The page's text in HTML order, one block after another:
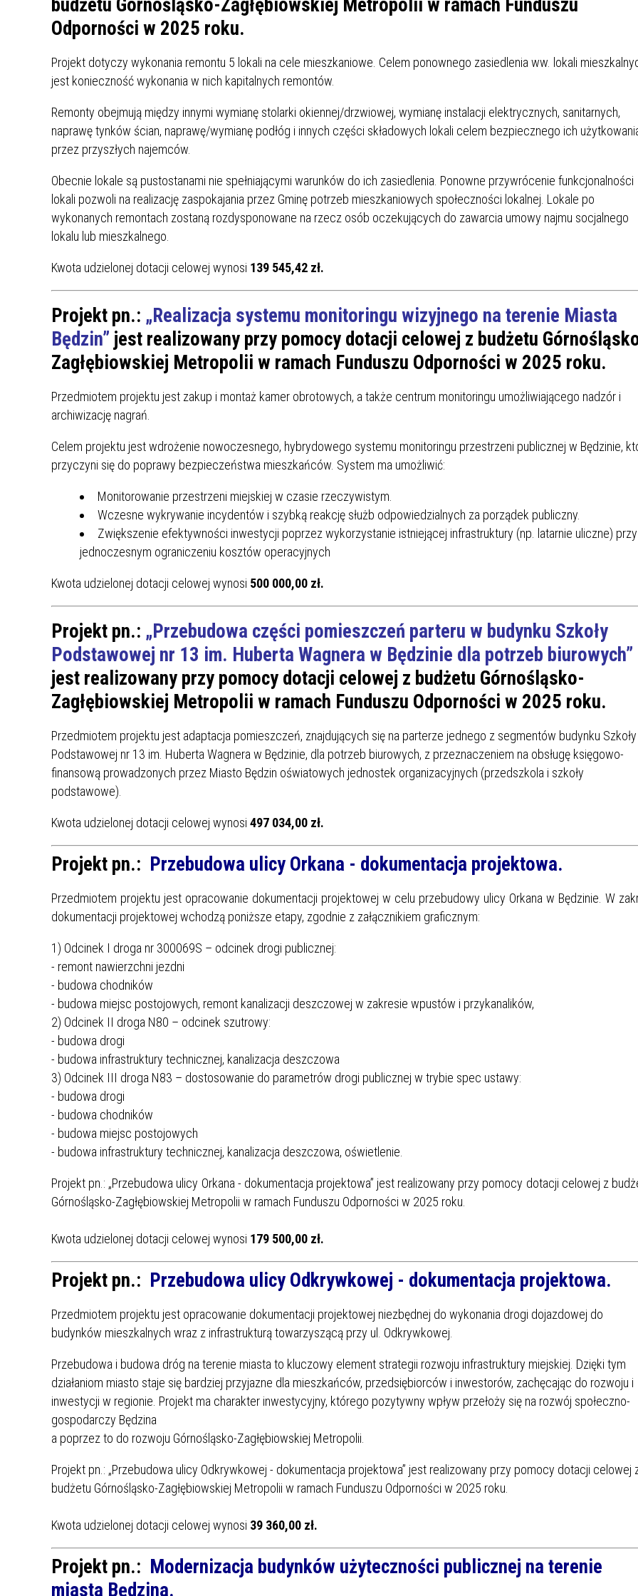
SZANSA – FORMY AKTYWNEGO
ZREWITALIZOWANEGO
SPORTOWCA
ALKOHOLU
WYGLĄDA PRACA W NGO?
PORADY OD PRACA.PL
WZMOCNIENIE PROCESU
SPRAWIEDLIWEJ TRANSFORMACJI
ŚLĄSKA
INFORMATYK – JAK ZOSTAĆ?
WYMAGANIA, ZAROBKI
KULTURY
KONKURS FOTOGRAFICZNY
„METROPOLIA. PRZEZ PRYZMAT
KONKURSU O NAGRODĘ
NAJLEPSZĄ PRACĘ DOKTORSKĄ Z
ZAKRESU RYNKU FINANSOWEGO
WAŻNA INFORMACJA - DOT.
RYZYKA WEWNĘTRZNEGO
SYSTEMU WODOCIĄGOWEGO
MŁODZIEŻY „PRZYJAZNA SZKOŁA”
budżetu Górnośląsko-Zagłębiowskiej Metropolii w ramach Funduszu
Odporności w 2025 roku.
Projekt dotyczy wykonania remontu 5 lokali na cele mieszkaniowe. Celem ponownego zasiedlenia ww. lokali
jest konieczność wykonania w nich kapitalnych remontów.
Remonty obejmują między innymi wymianę stolarki okiennej/drzwiowej, wymianę instalacji elektrycznych, sanitarnych,
naprawę tynków ścian, naprawę/wymianę podłóg i innych części składowych lokali celem bezpiecznego ich
przez przyszłych najemców.
Obecnie lokale są pustostanami nie spełniającymi warunków do ich zasiedlenia. Ponowne przywrócenie funkcjonalności
lokali pozwoli na realizację zaspokajania przez Gminę potrzeb mieszkaniowych społeczności lokalnej. Lokale po
wykonanych remontach zostaną rozdysponowane na rzecz osób oczekujących do zawarcia umowy najmu socjalnego
lokalu lub mieszkalnego.
Kwota udzielonej dotacji celowej wynosi 139 545,42 zł.
Projekt pn.: „Realizacja systemu monitoringu wizyjnego na terenie Miasta
Będzin” jest realizowany przy pomocy dotacji celowej z budżetu
Zagłębiowskiej Metropolii w ramach Funduszu Odporności w 2025 roku.
Przedmiotem projektu jest zakup i montaż kamer obrotowych, a także centrum monitoringu umożliwiającego nadzór i
archiwizację nagrań.
Celem projektu jest wdrożenie nowoczesnego, hybrydowego systemu monitoringu przestrzeni publicznej w Będzinie,
przyczyni się do poprawy bezpieczeństwa mieszkańców. System ma umożliwić:
Monitorowanie przestrzeni miejskiej w czasie rzeczywistym.
Wczesne wykrywanie incydentów i szybką reakcję służb odpowiedzialnych za porządek publiczny.
Zwiększenie efektywności inwestycji poprzez wykorzystanie istniejącej infrastruktury (np. latarnie uliczne) przy
jednoczesnym ograniczeniu kosztów operacyjnych
Kwota udzielonej dotacji celowej wynosi 500 000,00 zł.
Projekt pn.: „Przebudowa części pomieszczeń parteru w budynku Szkoły
Podstawowej nr 13 im. Huberta Wagnera w Będzinie dla potrzeb biurowych”
jest realizowany przy pomocy dotacji celowej z budżetu Górnośląsko-
Zagłębiowskiej Metropolii w ramach Funduszu Odporności w 2025 roku.
Przedmiotem projektu jest adaptacja pomieszczeń, znajdujących się na parterze jednego z segmentów budynku Szkoły
Podstawowej nr 13 im. Huberta Wagnera w Będzinie, dla potrzeb biurowych, z przeznaczeniem na obsługę księgowo-
finansową prowadzonych przez Miasto Będzin oświatowych jednostek organizacyjnych (przedszkola i szkoły
podstawowe).
Kwota udzielonej dotacji celowej wynosi 497 034,00 zł.
Projekt pn.: Przebudowa ulicy Orkana - dokumentacja projektowa.
Przedmiotem projektu jest opracowanie dokumentacji projektowej w celu przebudowy ulicy Orkana w Będzinie. W
dokumentacji projektowej wchodzą poniższe etapy, zgodnie z załącznikiem graficznym:
1) Odcinek I droga nr 300069S – odcinek drogi publicznej:
- remont nawierzchni jezdni
- budowa chodników
- budowa miejsc postojowych, remont kanalizacji deszczowej w zakresie wpustów i przykanalików,
2) Odcinek II droga N80 – odcinek szutrowy:
- budowa drogi
- budowa infrastruktury technicznej, kanalizacja deszczowa
3) Odcinek III droga N83 – dostosowanie do parametrów drogi publicznej w trybie spec ustawy:
- budowa drogi
- budowa chodników
- budowa miejsc postojowych
- budowa infrastruktury technicznej, kanalizacja deszczowa, oświetlenie.
Projekt pn.: „Przebudowa ulicy Orkana - dokumentacja projektowa” jest realizowany przy pomocy dotacji celowej z
Górnośląsko-Zagłębiowskiej Metropolii w ramach Funduszu Odporności w 2025 roku.
Kwota udzielonej dotacji celowej wynosi 179 500,00 zł.
Projekt pn.: Przebudowa ulicy Odkrywkowej - dokumentacja projektowa.
Przedmiotem projektu jest opracowanie dokumentacji projektowej niezbędnej do wykonania drogi dojazdowej do
budynków mieszkalnych wraz z infrastrukturą towarzyszącą przy ul. Odkrywkowej.
Przebudowa i budowa dróg na terenie miasta to kluczowy element strategii rozwoju infrastruktury miejskiej. Dzięki tym
działaniom miasto staje się bardziej przyjazne dla mieszkańców, przedsiębiorców i inwestorów, zachęcając do rozwoju i
inwestycji w regionie. Projekt ma charakter inwestycyjny, którego pozytywny wpływ przełoży się na rozwój społeczno-
gospodarczy Będzina
a poprzez to do rozwoju Górnośląsko-Zagłębiowskiej Metropolii.
Projekt pn.: „Przebudowa ulicy Odkrywkowej - dokumentacja projektowa” jest realizowany przy pomocy dotacji celowej
budżetu Górnośląsko-Zagłębiowskiej Metropolii w ramach Funduszu Odporności w 2025 roku.
Kwota udzielonej dotacji celowej wynosi 39 360,00 zł.
Projekt pn.: Modernizacja budynków użyteczności publicznej na terenie
miasta Będzina.